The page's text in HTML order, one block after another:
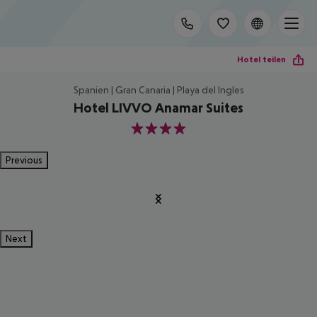
Hotel teilen
Spanien | Gran Canaria | Playa del Ingles
Hotel LIVVO Anamar Suites
4
Previous
Next